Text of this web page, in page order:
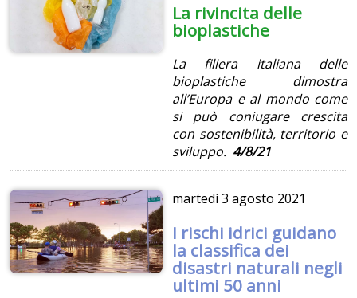
La rivincita delle
bioplastiche
La filiera italiana delle
bioplastiche dimostra
all’Europa e al mondo come
si può coniugare crescita
con sostenibilità, territorio e
sviluppo. 4/8/21
martedì3 agosto 2021
I rischi idrici guidano
la classifica dei
disastri naturali negli
ultimi 50 anni